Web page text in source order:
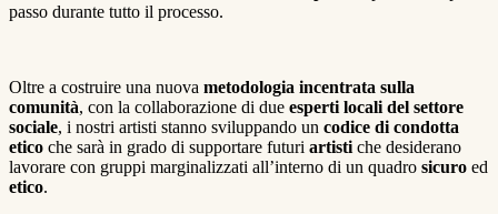
passo durante tutto il processo.
Oltre a costruire una nuova metodologia incentrata sulla
comunità, con la collaborazione di due esperti locali del settore
sociale, i nostri artisti stanno sviluppando un codice di condotta
etico che sarà in grado di supportare futuri artisti che desiderano
lavorare con gruppi marginalizzati all’interno di un quadro sicuro ed
etico.